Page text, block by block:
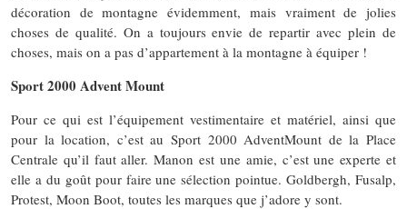
décoration de montagne évidemment, mais vraiment de jolies
choses de qualité. On a toujours envie de repartir avec plein de
choses, mais on a pas d’appartement à la montagne à équiper !
Sport 2000 Advent Mount
Pour ce qui est l’équipement vestimentaire et matériel, ainsi que
pour la location, c’est au Sport 2000 AdventMount de la Place
Centrale qu’il faut aller. Manon est une amie, c’est une experte et
elle a du goût pour faire une sélection pointue. Goldbergh, Fusalp,
Protest, Moon Boot, toutes les marques que j’adore y sont.